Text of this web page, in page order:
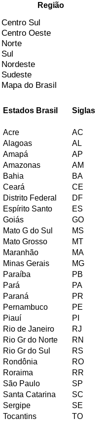
Região
Centro Sul
Centro Oeste
Norte
Sul
Nordeste
Sudeste
Mapa do Brasil
Estados Brasil Siglas
Acre
AC
Alagoas
AL
Amapá
AP
Amazonas
AM
Bahia
BA
Ceará
CE
Distrito Federal
DF
Espírito Santo
ES
Goiás
GO
Mato G do Sul
MS
Mato Grosso
MT
Maranhão
MA
Minas Gerais
MG
Paraíba
PB
Pará
PA
Paraná
PR
Pernambuco
PE
Piauí
PI
Rio de Janeiro
RJ
Rio Gr do Norte
RN
Rio Gr do Sul
RS
Rondônia
RO
Roraima
RR
São Paulo
SP
Santa Catarina
SC
Sergipe
SE
Tocantins
TO